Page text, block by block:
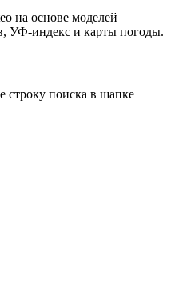
на основе моделей
УФ-индекс и карты погоды.
строку поиска в шапке